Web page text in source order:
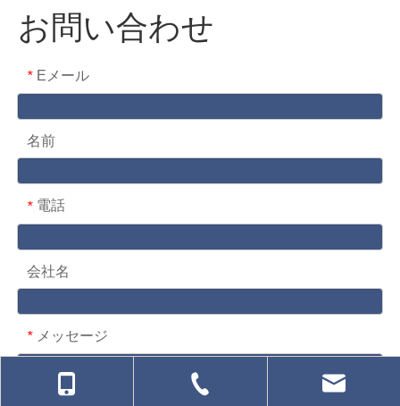
お問い合わせ
お問い合わせ
* Eメール
名前
* 電話
会社名
* メッセージ